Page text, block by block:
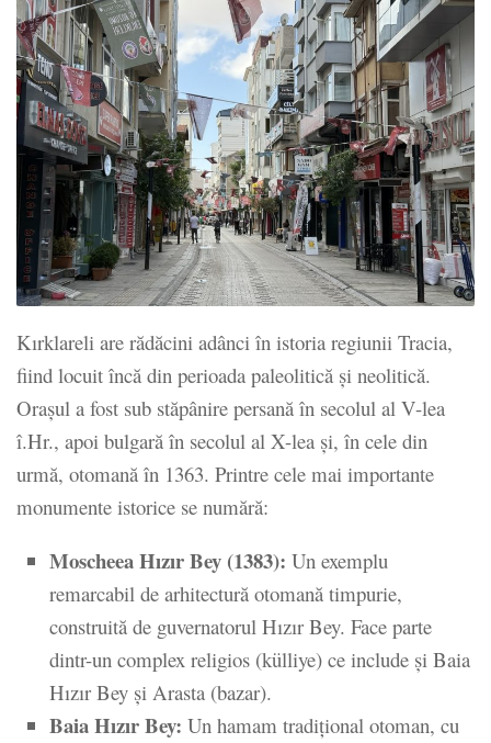
Kırklareli are rădăcini adânci în istoria regiunii Tracia,
fiind locuit încă din perioada paleolitică și neolitică.
Orașul a fost sub stăpânire persană în secolul al V-lea
î.Hr., apoi bulgară în secolul al X-lea și, în cele din
urmă, otomană în 1363. Printre cele mai importante
monumente istorice se numără:
Moscheea Hızır Bey (1383): Un exemplu
remarcabil de arhitectură otomană timpurie,
construită de guvernatorul Hızır Bey. Face parte
dintr-un complex religios (külliye) ce include și Baia
Hızır Bey și Arasta (bazar).
Baia Hızır Bey: Un hamam tradițional otoman, cu